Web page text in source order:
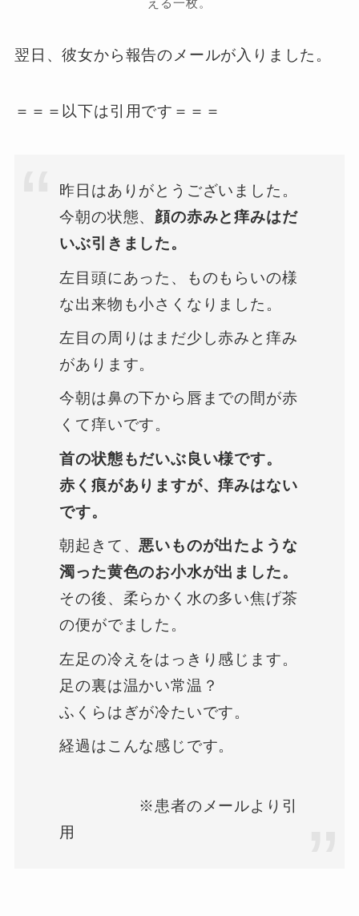
える一枚。
翌日、彼女から報告のメールが入りました。
＝＝＝以下は引用です＝＝＝
昨日はありがとうございました。
今朝の状態、 顔の赤みと痒みはだ
いぶ引きました。
左目頭にあった、ものもらいの様
な出来物も小さくなりました。
左目の周りはまだ少し赤みと痒み
があります。
今朝は鼻の下から唇までの間が赤
くて痒いです。
首の状態もだいぶ良い様です。
赤く痕がありますが、痒みはない
です。
朝起きて、悪いものが出たような
濁った黄色のお小水が出ました。
その後、柔らかく水の多い焦げ茶
の便がでました。
左足の冷えをはっきり感じます。
足の裏は温かい常温？
ふくらはぎが冷たいです。
経過はこんな感じです。
※患者のメールより引
用